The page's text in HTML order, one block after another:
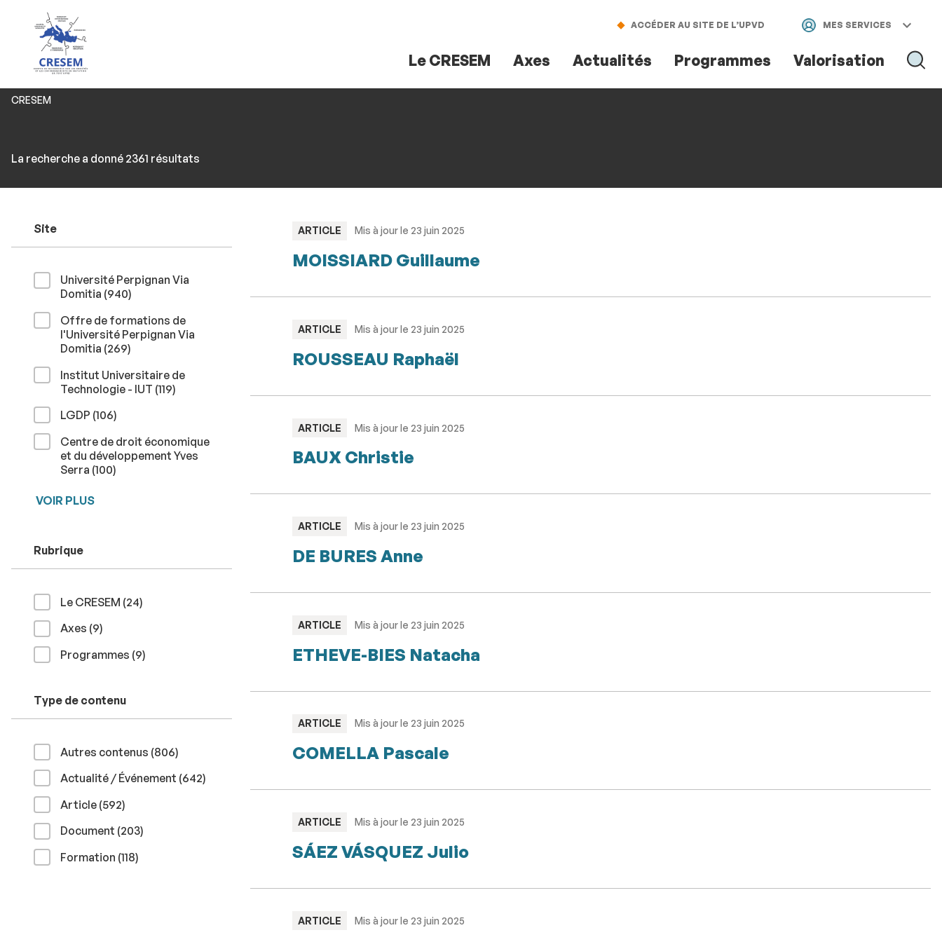
ACCÉDER AU SITE DE L’UPVD MES SERVICES
Le CRESEM Axes Actualités Programmes Valorisation
Vous
CRESEM
par
clés
La recherche a donné 2361 résultats
résultats
Site
Université Perpignan Via
Domitia (940résultats
)
Offre de formations de
l'Université Perpignan Via
Domitia (269résultats
)
Institut Universitaire de
Technologie - IUT (119résultats
)
LGDP (106résultats
)
Centre de droit économique
et du développement Yves
Serra (100résultats
)
VOIR PLUS
Rubrique
Le CRESEM (24résultats
)
Axes (9résultats
)
Programmes (9résultats
)
Type de contenu
Autres contenus (806résultats
)
Actualité / Événement (642résultats
)
Article (592résultats
)
Document (203résultats
)
Formation (118résultats
)
TYPE
ARTICLE Mis à jour le 23 juin 2025
MOISSIARD Guillaume
TYPE
ARTICLE Mis à jour le 23 juin 2025
ROUSSEAU Raphaël
TYPE
ARTICLE Mis à jour le 23 juin 2025
BAUX Christie
TYPE
ARTICLE Mis à jour le 23 juin 2025
DE BURES Anne
TYPE
ARTICLE Mis à jour le 23 juin 2025
ETHEVE-BIES Natacha
TYPE
ARTICLE Mis à jour le 23 juin 2025
COMELLA Pascale
TYPE
ARTICLE Mis à jour le 23 juin 2025
SÁEZ VÁSQUEZ Julio
TYPE
ARTICLE Mis à jour le 23 juin 2025